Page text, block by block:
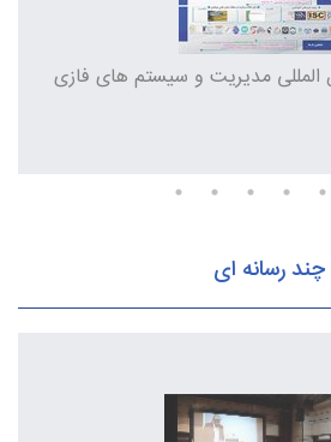
مدیریت و سیستم های فازی
چند رسانه ای